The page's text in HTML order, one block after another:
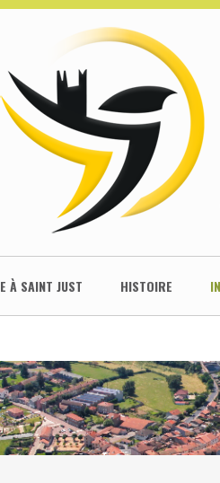
À SAINT JUST HISTOIRE